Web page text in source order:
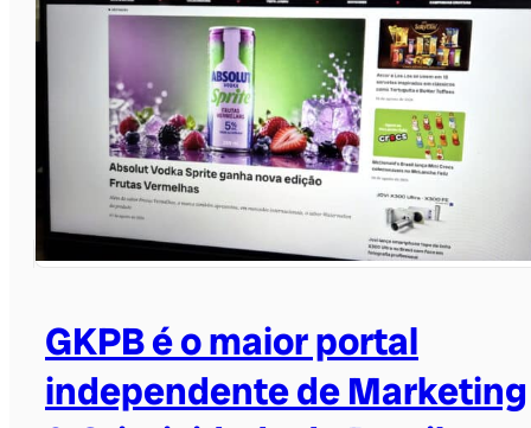
GKPB é o maior portal
independente de Marketing